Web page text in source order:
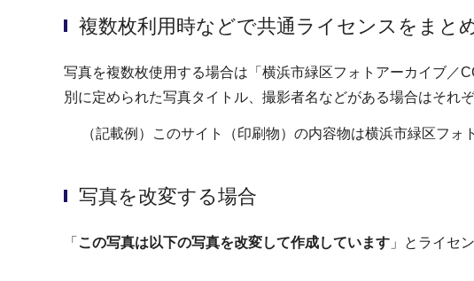
複数枚利用時などで共通ライセンスをまと
写真を複数枚使用する場合は「横浜市緑区フォトアーカイブ／
別に定められた写真タイトル、撮影者名などがある場合はそれ
（記載例）このサイト（印刷物）の内容物は横浜市緑区フォ
写真を改変する場合
「 この写真は以下の写真を改変して作成しています 」とライセ